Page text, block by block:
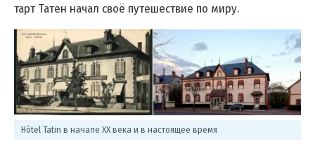
тарт Татен начал своё путешествие по миру.
Hôtel Tatin в начале XX века и в настоящее время